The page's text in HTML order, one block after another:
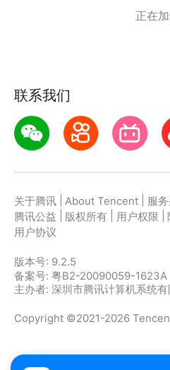
提高指南针的精准度。
正在
联系我们
关于腾讯 About Tencent 服
腾讯公益
版权所有 用户权限
用户协议
版本号: 9.2.5
备案号: 粤B2-20090059-1623A
主办者: 深圳市腾讯计算机系统有
Copyright ©2021-2026